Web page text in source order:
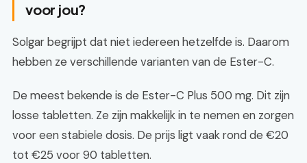
voor jou?
Solgar begrijpt dat niet iedereen hetzelfde is. Daarom
hebben ze verschillende varianten van de Ester-C.
De meest bekende is de Ester-C Plus 500 mg. Dit zijn
losse tabletten. Ze zijn makkelijk in te nemen en zorgen
voor een stabiele dosis. De prijs ligt vaak rond de €20
tot €25 voor 90 tabletten.